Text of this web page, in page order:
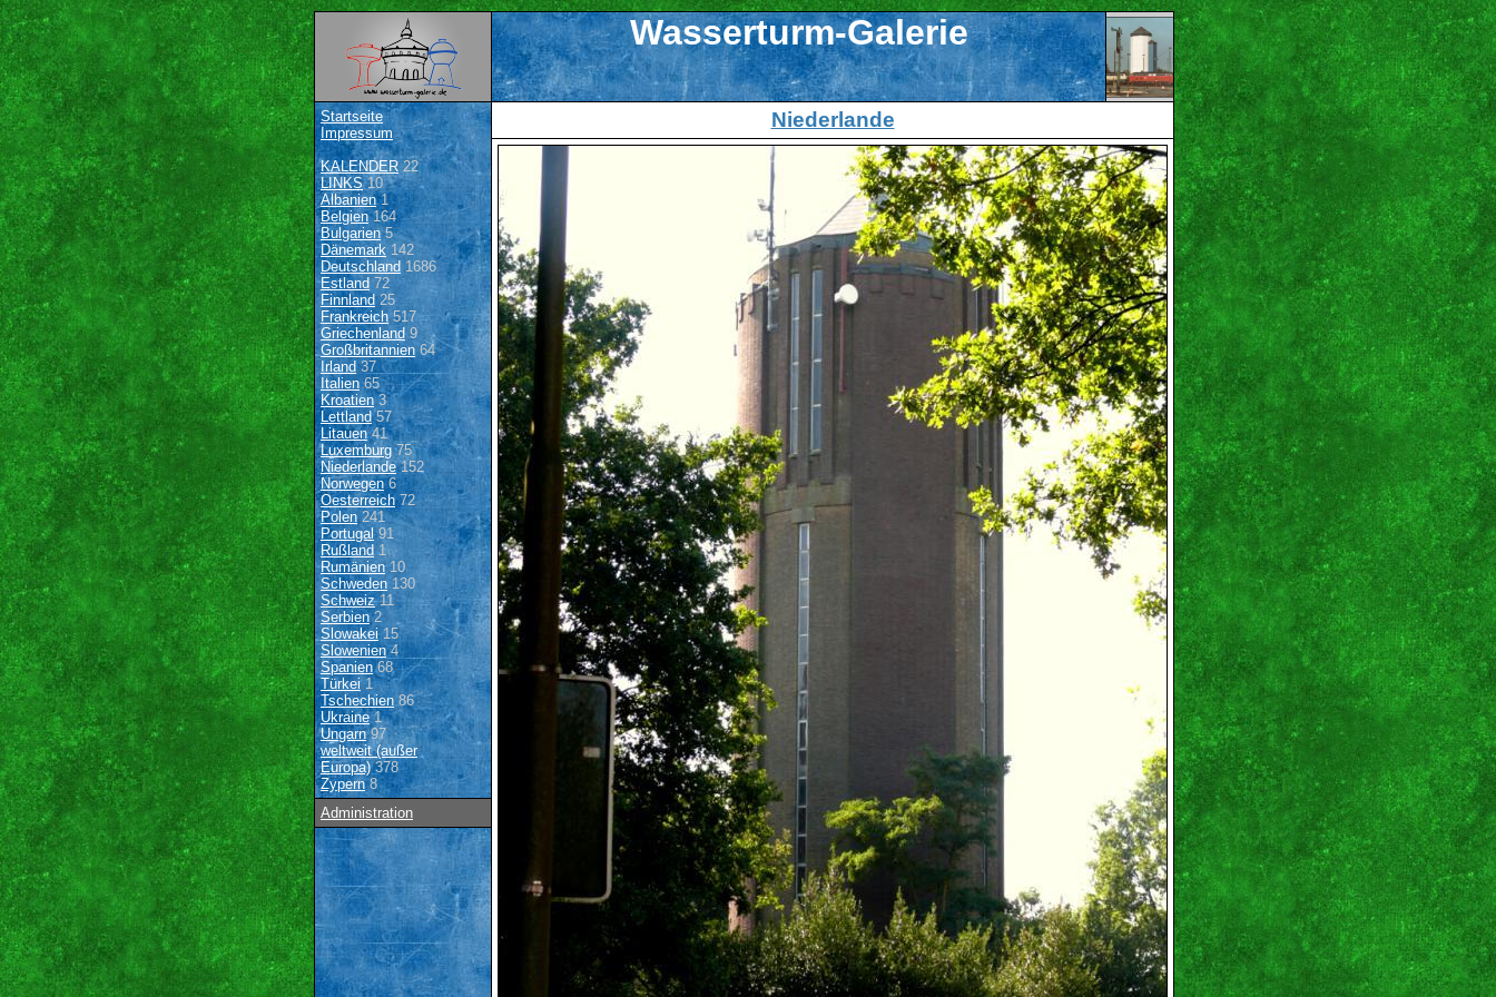
Wasserturm-Galerie
Startseite
Impressum
KALENDER22
LINKS10
Albanien1
Belgien164
Bulgarien 5
Dänemark142
Deutschland 1686
Estland 72
Finnland 25
Frankreich517
Griechenland9
Großbritannien64
Irland 37
Italien65
Kroatien3
Lettland57
Litauen41
Luxemburg 75
Niederlande152
Norwegen6
Oesterreich72
Polen 241
Portugal91
Rußland 1
Rumänien10
Schweden 130
Schweiz11
Serbien2
Slowakei15
Slowenien4
Spanien68
Türkei1
Tschechien 86
Ukraine1
Ungarn97
weltweit (außer
Europa)378
Zypern8
Administration
Niederlande